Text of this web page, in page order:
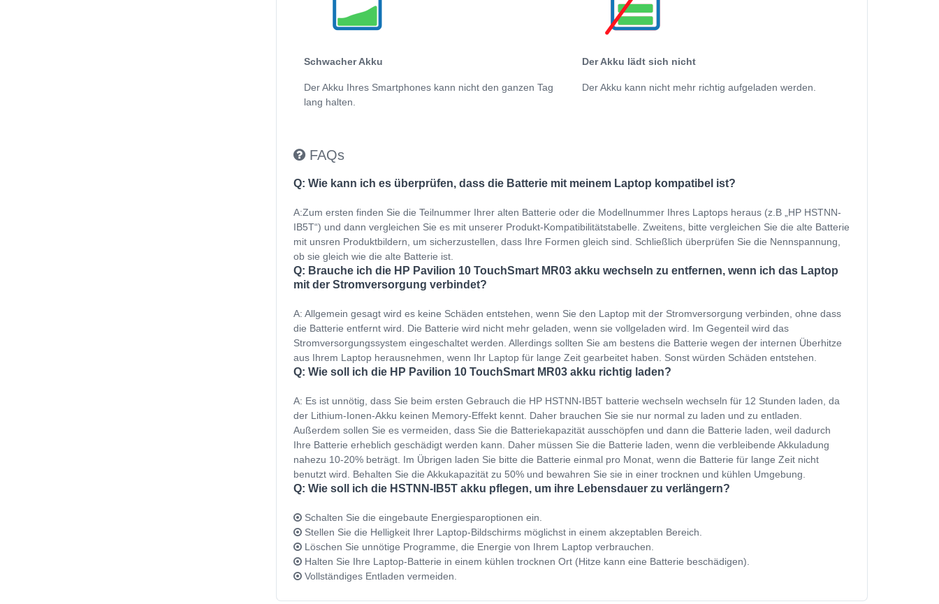
Schwacher Akku
Der Akku Ihres Smartphones kann nicht den ganzen Tag
lang halten.
Der Akku lädt sich nicht
Der Akku kann nicht mehr richtig aufgeladen werden.
FAQs
Q: Wie kann ich es überprüfen, dass die Batterie mit meinem Laptop kompatibel ist?
A:Zum ersten finden Sie die Teilnummer Ihrer alten Batterie oder die Modellnummer Ihres Laptops heraus (z.B „HP HSTNN-
IB5T“) und dann vergleichen Sie es mit unserer Produkt-Kompatibilitätstabelle. Zweitens, bitte vergleichen Sie die alte Batterie
mit unsren Produktbildern, um sicherzustellen, dass Ihre Formen gleich sind. Schließlich überprüfen Sie die Nennspannung,
ob sie gleich wie die alte Batterie ist.
Q: Brauche ich die HP Pavilion 10 TouchSmart MR03 akku wechseln zu entfernen, wenn ich das Laptop
mit der Stromversorgung verbindet?
A: Allgemein gesagt wird es keine Schäden entstehen, wenn Sie den Laptop mit der Stromversorgung verbinden, ohne dass
die Batterie entfernt wird. Die Batterie wird nicht mehr geladen, wenn sie vollgeladen wird. Im Gegenteil wird das
Stromversorgungssystem eingeschaltet werden. Allerdings sollten Sie am bestens die Batterie wegen der internen Überhitze
aus Ihrem Laptop herausnehmen, wenn Ihr Laptop für lange Zeit gearbeitet haben. Sonst würden Schäden entstehen.
Q: Wie soll ich die HP Pavilion 10 TouchSmart MR03 akku richtig laden?
A: Es ist unnötig, dass Sie beim ersten Gebrauch die HP HSTNN-IB5T batterie wechseln wechseln für 12 Stunden laden, da
der Lithium-Ionen-Akku keinen Memory-Effekt kennt. Daher brauchen Sie sie nur normal zu laden und zu entladen.
Außerdem sollen Sie es vermeiden, dass Sie die Batteriekapazität ausschöpfen und dann die Batterie laden, weil dadurch
Ihre Batterie erheblich geschädigt werden kann. Daher müssen Sie die Batterie laden, wenn die verbleibende Akkuladung
nahezu 10-20% beträgt. Im Übrigen laden Sie bitte die Batterie einmal pro Monat, wenn die Batterie für lange Zeit nicht
benutzt wird. Behalten Sie die Akkukapazität zu 50% und bewahren Sie sie in einer trocknen und kühlen Umgebung.
Q: Wie soll ich die HSTNN-IB5T akku pflegen, um ihre Lebensdauer zu verlängern?
Schalten Sie die eingebaute Energiesparoptionen ein.
Stellen Sie die Helligkeit Ihrer Laptop-Bildschirms möglichst in einem akzeptablen Bereich.
Löschen Sie unnötige Programme, die Energie von Ihrem Laptop verbrauchen.
Halten Sie Ihre Laptop-Batterie in einem kühlen trocknen Ort (Hitze kann eine Batterie beschädigen).
Vollständiges Entladen vermeiden.